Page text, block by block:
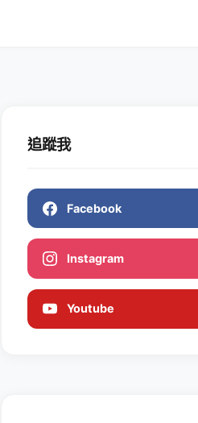
追蹤我
Facebook
Instagram
Youtube